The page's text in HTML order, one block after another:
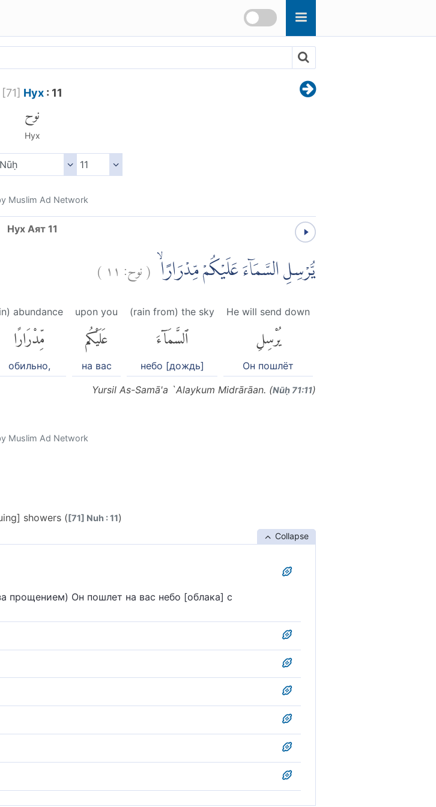
[71] Нух : 11
نوح
Нух
Muslim Ad Network
Нух Аят 11
يُّرْسِلِ السَّمَاۤءَ عَلَيْكُمْ مِّدْرَارًاۙ (نوح: ١١ )
He will send down
يُرْسِلِ
Он пошлёт
(rain from) the sky
ٱلسَّمَآءَ
небо [дождь]
upon you
عَلَيْكُم
на вас
abundance
مِّدْرَارًا
обильно,
Yursil As-Samā'a `Alaykum Midrārāan. (Nūḥ 71:11)
Muslim Ad Network
showers ([71] Nuh : 11)
Collapse
прощением) Он пошлет на вас небо [облака] с
дожди;